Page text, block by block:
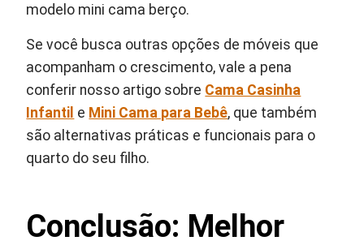
modelo mini cama berço.
Se você busca outras opções de móveis que
acompanham o crescimento, vale a pena
conferir nosso artigo sobre Cama Casinha
Infantil e Mini Cama para Bebê, que também
são alternativas práticas e funcionais para o
quarto do seu filho.
Conclusão: Melhor